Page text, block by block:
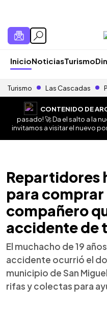
InicioNoticiasTurismo
Turismo Las Cascadas
CONTENIDO DE
pasado! 🚀 Da el salto a la
invitamos a visitar el nuevo
Repartidores
para
compañero
accidente de
El muchacho de 19
accidente ocurrió el
municipio de San
rifas y colectas para